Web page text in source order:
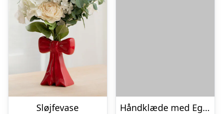
Sløjfevase
Håndklæde med Eget Foto – Multiface